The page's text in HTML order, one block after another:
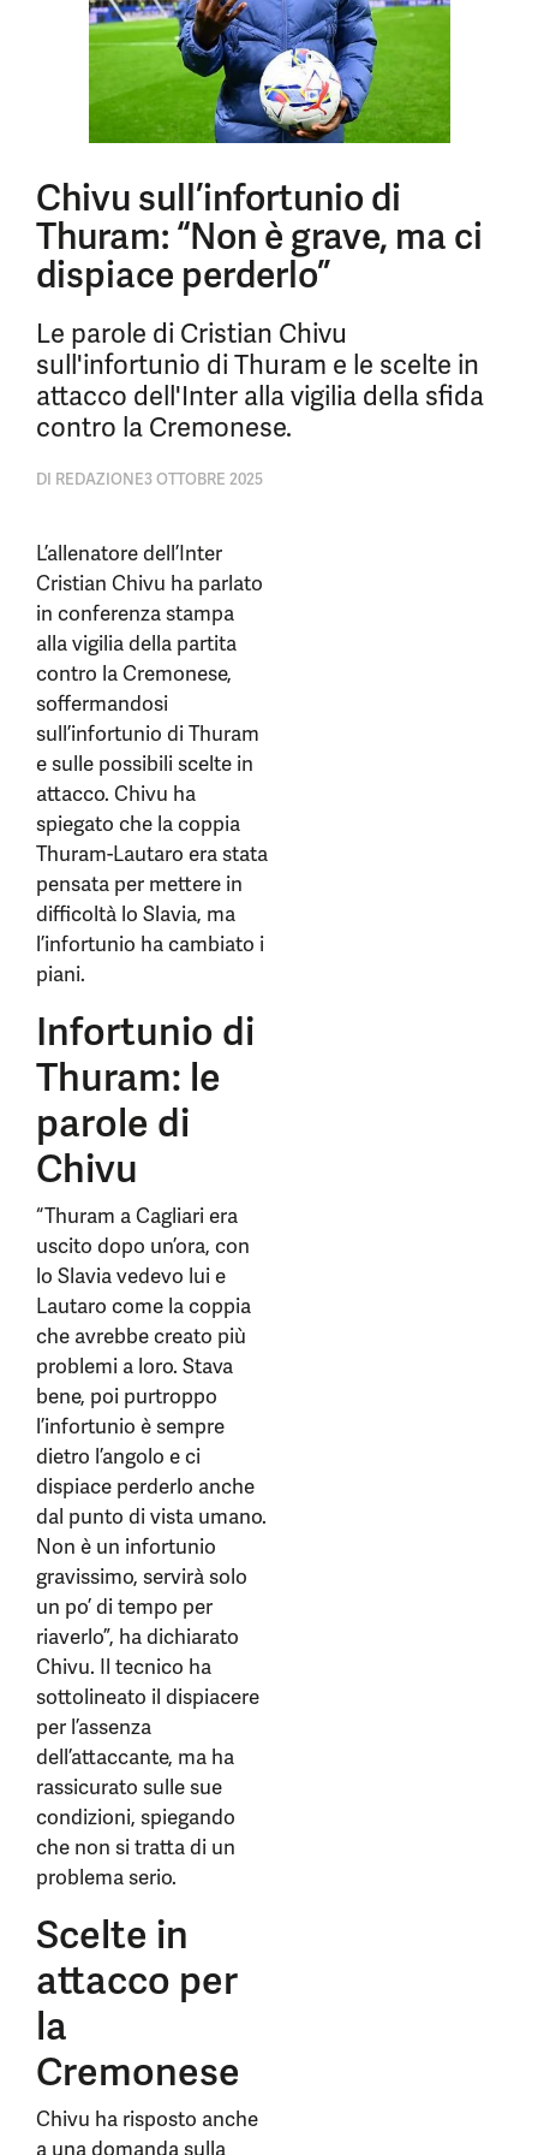
Chivu sull’infortunio di
Thuram: “Non è grave, ma ci
dispiace perderlo”
Le parole di Cristian Chivu
sull'infortunio di Thuram e le scelte in
attacco dell'Inter alla vigilia della sfida
contro la Cremonese.
DI REDAZIONE3 OTTOBRE 2025
L’allenatore dell’Inter
Cristian Chivu ha parlato
in conferenza stampa
alla vigilia della partita
contro la Cremonese,
soffermandosi
sull’infortunio di Thuram
e sulle possibili scelte in
attacco. Chivu ha
spiegato che la coppia
Thuram-Lautaro era stata
pensata per mettere in
difficoltà lo Slavia, ma
l’infortunio ha cambiato i
piani.
Infortunio di
Thuram: le
parole di
Chivu
“Thuram a Cagliari era
uscito dopo un’ora, con
lo Slavia vedevo lui e
Lautaro come la coppia
che avrebbe creato più
problemi a loro. Stava
bene, poi purtroppo
l’infortunio è sempre
dietro l’angolo e ci
dispiace perderlo anche
dal punto di vista umano.
Non è un infortunio
gravissimo, servirà solo
un po’ di tempo per
riaverlo”, ha dichiarato
Chivu. Il tecnico ha
sottolineato il dispiacere
per l’assenza
dell’attaccante, ma ha
rassicurato sulle sue
condizioni, spiegando
che non si tratta di un
problema serio.
Scelte in
attacco per
la
Cremonese
Chivu ha risposto anche
a una domanda sulla